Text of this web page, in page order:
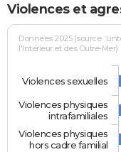
Violences et
Données 2025 (source :
l'Intérieur et des Outre-Mer)
Violences sexuelles
Violences physiques
intrafamiliales
Violences physiques
hors cadre familial